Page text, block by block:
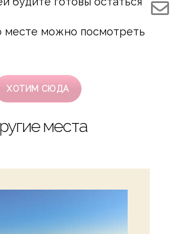
месте можно посмотреть
ХОТИМ СЮДА
места